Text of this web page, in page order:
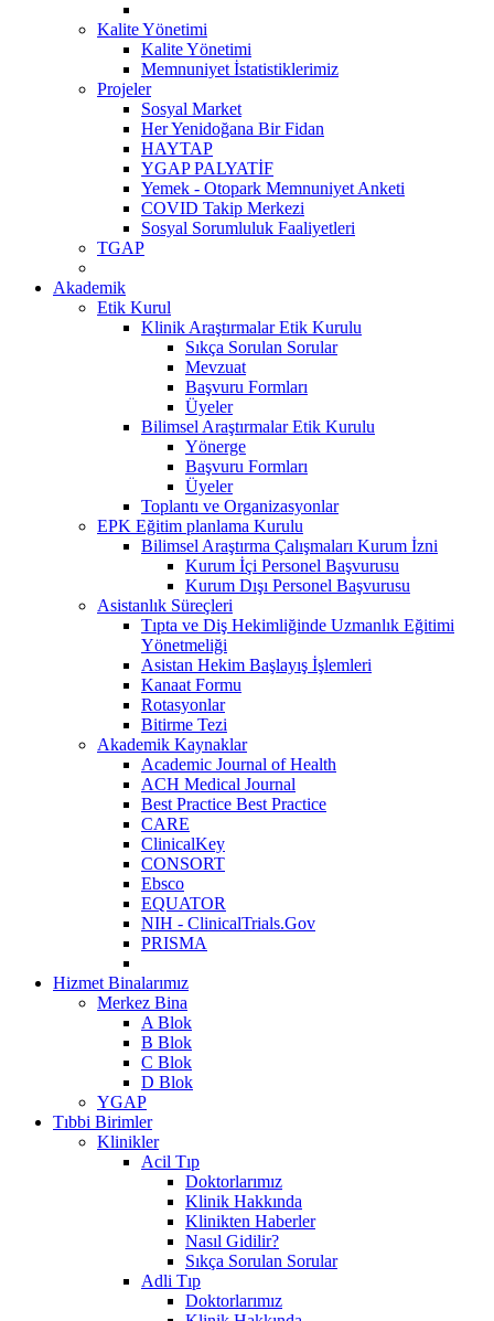
Kalite Yönetimi
Kalite Yönetimi
Memnuniyet İstatistiklerimiz
Projeler
Sosyal Market
Her Yenidoğana Bir Fidan
HAYTAP
YGAP PALYATİF
Yemek - Otopark Memnuniyet Anketi
COVID Takip Merkezi
Sosyal Sorumluluk Faaliyetleri
TGAP
Akademik
Etik Kurul
Klinik Araştırmalar Etik Kurulu
Sıkça Sorulan Sorular
Mevzuat
Başvuru Formları
Üyeler
Bilimsel Araştırmalar Etik Kurulu
Yönerge
Başvuru Formları
Üyeler
Toplantı ve Organizasyonlar
EPK Eğitim planlama Kurulu
Bilimsel Araştırma Çalışmaları Kurum İzni
Kurum İçi Personel Başvurusu
Kurum Dışı Personel Başvurusu
Asistanlık Süreçleri
Tıpta ve Diş Hekimliğinde Uzmanlık Eğitimi
Yönetmeliği
Asistan Hekim Başlayış İşlemleri
Kanaat Formu
Rotasyonlar
Bitirme Tezi
Akademik Kaynaklar
Academic Journal of Health
ACH Medical Journal
Best Practice Best Practice
CARE
ClinicalKey
CONSORT
Ebsco
EQUATOR
NIH - ClinicalTrials.Gov
PRISMA
Hizmet Binalarımız
Merkez Bina
A Blok
B Blok
C Blok
D Blok
YGAP
Tıbbi Birimler
Klinikler
Acil Tıp
Doktorlarımız
Klinik Hakkında
Klinikten Haberler
Nasıl Gidilir?
Sıkça Sorulan Sorular
Adli Tıp
Doktorlarımız